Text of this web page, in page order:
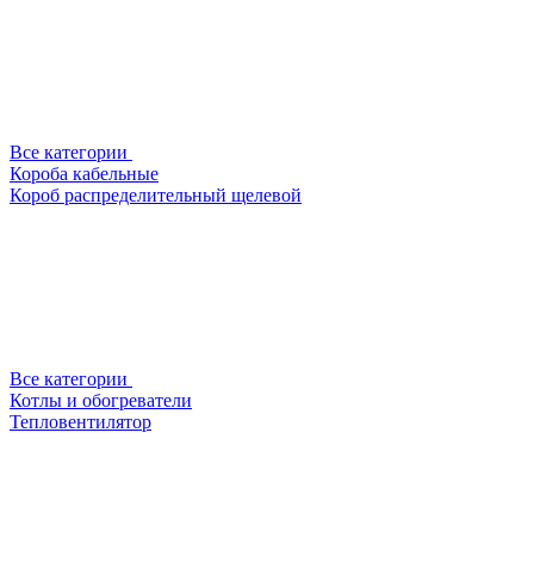
Все категории
Короба кабельные
Короб распределительный щелевой
Все категории
Котлы и обогреватели
Тепловентилятор